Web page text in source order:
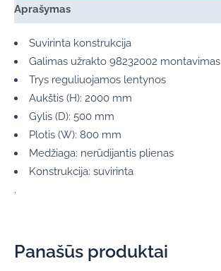
Aprašymas
Suvirinta konstrukcija
Galimas užrakto 98232002 montavimas
Trys reguliuojamos lentynos
Aukštis (H): 2000 mm
Gylis (D): 500 mm
Plotis (W): 800 mm
Medžiaga: nerūdijantis plienas
Konstrukcija: suvirinta
.
Panašūs produktai